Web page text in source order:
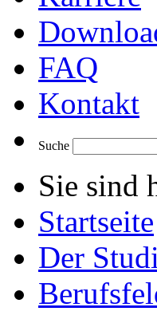
FAQ
Kontakt
Suche
Sie sind
Startseite
Der